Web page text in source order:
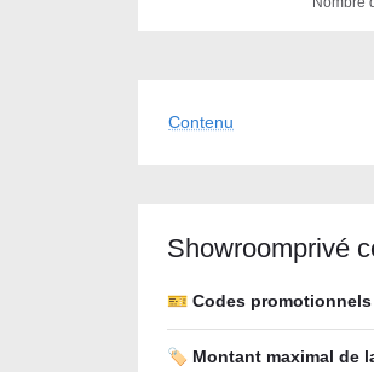
Contenu
Showroomprivé
🎫 Codes
🏷️ Montant maximal de